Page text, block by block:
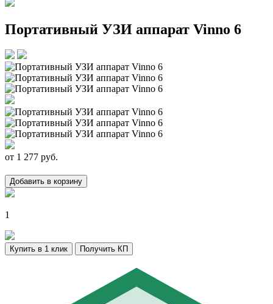
Портативный УЗИ аппарат Vinno 6
от 1 277 руб.
Добавить в корзину
1
Купить в 1 клик Получить КП